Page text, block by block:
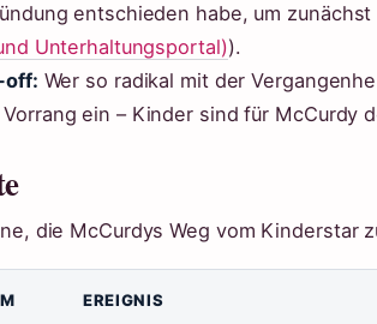
entschieden habe, um
Unterhaltungsportal)).
off: Wer so radikal mit der
Vorrang ein – Kinder sind für McCurdy
die McCurdys Weg vom Kinderstar
EREIGNIS